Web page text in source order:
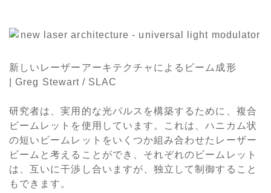
新しいレーザーアーキテクチャによるビーム成形
| Greg Stewart / SLAC
研究者は、実用的な光パルスを構築するために、複合
ビームレットを使用しています。これは、ハニカム状
の短いビームレットをいくつか組み合わせたレーザー
ビームと考えることができ、それぞれのビームレット
は、互いに干渉し合いますが、独立して制御すること
もできます。